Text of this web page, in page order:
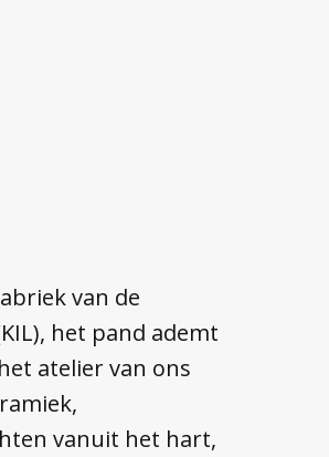
van de
het pand ademt
atelier van ons
vanuit het hart,